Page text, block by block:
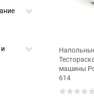
машина
машины
614